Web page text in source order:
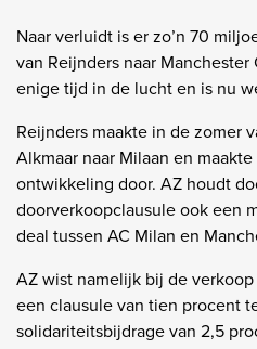
Naar verluidt is er zo’n 70
van Reijnders naar
enige tijd in de lucht en is nu
Reijnders maakte in de zomer
Alkmaar naar Milaan en
ontwikkeling door. AZ houdt
doorverkoopclausule ook een
deal tussen AC Milan en
AZ wist namelijk bij de
een clausule van tien procent
solidariteitsbijdrage van 2,5